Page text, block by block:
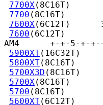
7700X (8C16T)
7700 (8C16T)
7600X (6C12T)
7600 (6C12T)
AM4      +-+-5-+-+-
5900XT
5800XT(8C16T)
5700X3D
5700X (8C16T)
5700 (8C16T)
5600XT(6C12T)